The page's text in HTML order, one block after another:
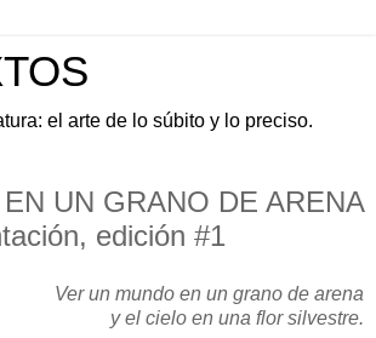
el arte de lo súbito y lo preciso.
UN GRANO DE ARENA
edición #1
Ver un mundo en un grano de arena
y el cielo en una flor silvestre.